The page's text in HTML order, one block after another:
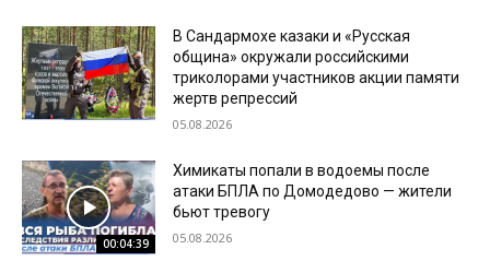
В Сандармохе казаки и «Русская
община» окружали российскими
триколорами участников акции памяти
жертв репрессий
05.08.2026
00:04:39
Химикаты попали в водоемы после
атаки БПЛА по Домодедово — жители
бьют тревогу
05.08.2026